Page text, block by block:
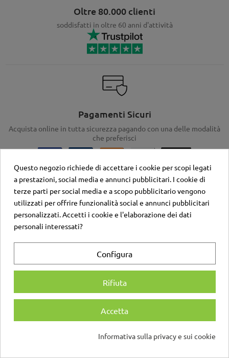
Oltre 80.000 clienti
soddisfatti in oltre 60 anni d'attività
Pagamenti Sicuri
Acquista online in tutta sicurezza pagando con una delle modalità
che preferisci
Categorie
Maniglie per porte interne
Maniglie per Porte Scorrevoli
Arredo Bagno
Ferramenta per Mobili
Questo negozio richiede di accettare i cookie per scopi legati
a prestazioni, social media e annunci pubblicitari. I cookie di
terze parti per social media e a scopo pubblicitario vengono
utilizzati per offrire funzionalità social e annunci pubblicitari
personalizzati. Accetti i cookie e l'elaborazione dei dati
personali interessati?
Configura
Rifiuta
Accetta
Informativa sulla privacy e sui cookie